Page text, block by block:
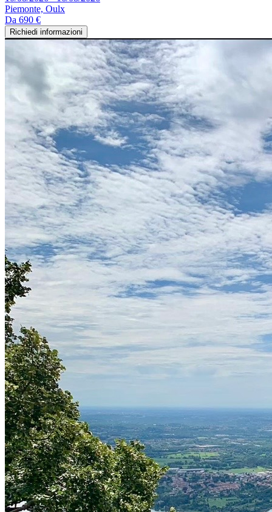
Piemonte, Oulx
Da 690 €
Richiedi informazioni